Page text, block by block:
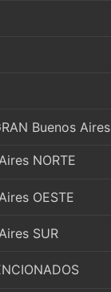
Buenos Aires
NORTE
OESTE
SUR